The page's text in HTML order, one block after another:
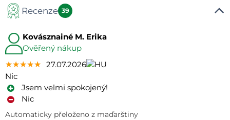
Manuál
Recenze 39
Kovásznainé M. Erika
Ověřený nákup
★★★★★
★★★★★
★★★★★ 27.07.2026
Nic
Jsem velmi spokojený!
Nic
Automaticky přeloženo z maďarštiny